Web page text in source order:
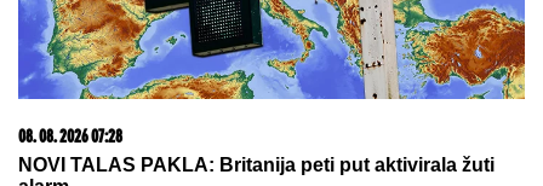
(VIDEO) "ONI MOLE DA UĐU U
Kariću, pa šokirao: "Filip se dopisuje